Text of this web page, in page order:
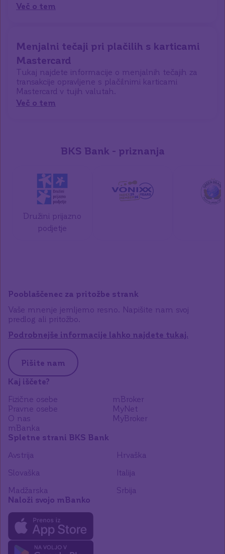
Več o tem
Menjalni tečaji pri plačilih s karticami
Mastercard
Tukaj najdete informacije o menjalnih tečajih za
transakcije opravljene s plačilnimi karticami
Mastercard v tujih valutah.
Več o tem
BKS Bank - priznanja
Družini prijazno
podjetje
Pooblaščenec za pritožbe strank
Vaše mnenje jemljemo resno. Napišite nam svoj
predlog ali pritožbo.
Podrobnejše informacije lahko najdete tukaj.
Pišite nam
Kaj iščete?
Fizične osebe
Pravne osebe
O nas
mBanka
mBroker
MyNet
MyBroker
Spletne strani BKS Bank
Avstrija
Hrvaška
Slovaška
Italija
Madžarska
Srbija
Naloži svojo mBanko